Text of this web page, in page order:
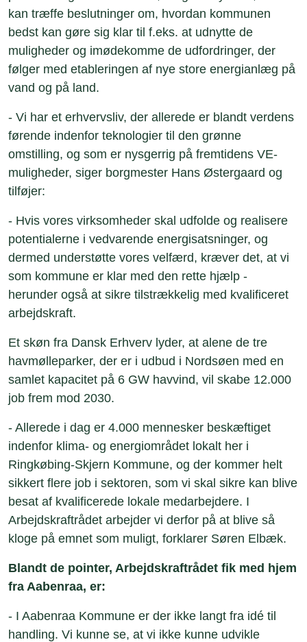
kan træffe beslutninger om, hvordan kommunen
bedst kan gøre sig klar til f.eks. at udnytte de
muligheder og imødekomme de udfordringer, der
følger med etableringen af nye store energianlæg på
vand og på land.
- Vi har et erhvervsliv, der allerede er blandt verdens
førende indenfor teknologier til den grønne
omstilling, og som er nysgerrig på fremtidens VE-
muligheder, siger borgmester Hans Østergaard og
tilføjer:
- Hvis vores virksomheder skal udfolde og realisere
potentialerne i vedvarende energisatsninger, og
dermed understøtte vores velfærd, kræver det, at vi
som kommune er klar med den rette hjælp -
herunder også at sikre tilstrækkelig med kvalificeret
arbejdskraft.
Et skøn fra Dansk Erhverv lyder, at alene de tre
havmølleparker, der er i udbud i Nordsøen med en
samlet kapacitet på 6 GW havvind, vil skabe 12.000
job frem mod 2030.
- Allerede i dag er 4.000 mennesker beskæftiget
indenfor klima- og energiområdet lokalt her i
Ringkøbing-Skjern Kommune, og der kommer helt
sikkert flere job i sektoren, som vi skal sikre kan blive
besat af kvalificerede lokale medarbejdere. I
Arbejdskraftrådet arbejder vi derfor på at blive så
kloge på emnet som muligt, forklarer Søren Elbæk.
Blandt de pointer, Arbejdskraftrådet fik med hjem
fra Aabenraa, er:
- I Aabenraa Kommune er der ikke langt fra idé til
handling. Vi kunne se, at vi ikke kunne udvikle